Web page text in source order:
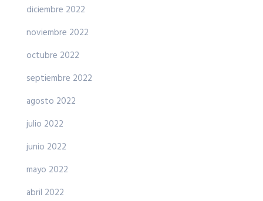
diciembre 2022
noviembre 2022
octubre 2022
septiembre 2022
agosto 2022
julio 2022
junio 2022
mayo 2022
abril 2022